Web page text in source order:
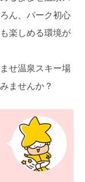
ん、パーク初心
楽しめる環境が
せ温泉スキー場
ませんか？